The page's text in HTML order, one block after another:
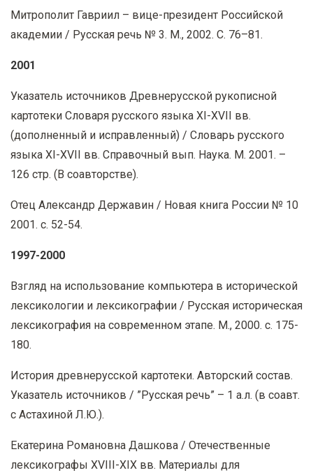
Митрополит Гавриил – вице-президент Российской
академии / Русская речь № 3. М., 2002. С. 76–81.
2001
Указатель источников Древнерусской рукописной
картотеки Словаря русского языка XI-XVII вв.
(дополненный и исправленный) / Словарь русского
языка XI-XVII вв. Справочный вып. Наука. М. 2001. –
126 стр. (В соавторстве).
Отец Александр Державин / Новая книга России № 10
2001. с. 52-54.
1997-2000
Взгляд на использование компьютера в исторической
лексикологии и лексикографии / Русская историческая
лексикография на современном этапе. М., 2000. с. 175-
180.
История древнерусской картотеки. Авторский состав.
Указатель источников / ”Русская речь” – 1 а.л. (в соавт.
с Астахиной Л.Ю.).
Екатерина Романовна Дашкова / Отечественные
лексикографы XVIII-XIX вв. Материалы для